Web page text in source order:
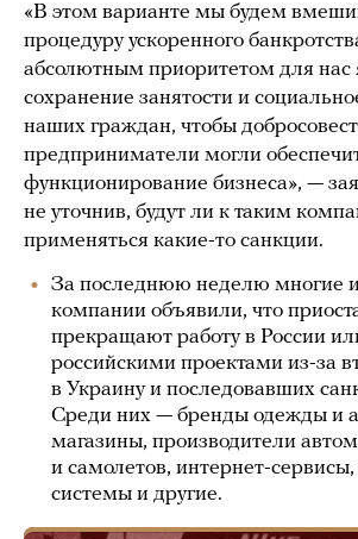
«В этом варианте мы будем
процедуру ускоренного
абсолютным приоритетом для нас
сохранение занятости и
наших граждан, чтобы
предприниматели могли
функционирование бизнеса», —
не уточнив, будут ли к таким
применяться какие-то санкции.
За последнюю неделю многие
компании объявили, что
прекращают работу в России
российскими проектами из-за
в Украину и последовавших
Среди них — бренды одежды и
магазины, производители
и самолетов, интернет-
системы и другие.